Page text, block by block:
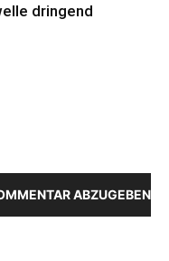
dringend
ABZUGEBEN